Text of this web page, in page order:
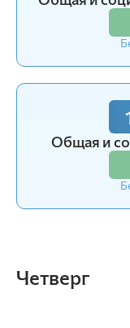
Общая и
Четверг